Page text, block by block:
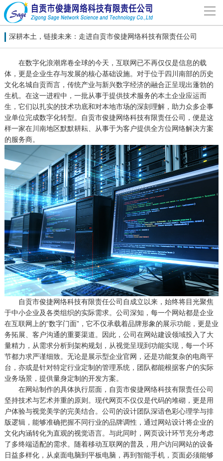
导
网站首页
关于我们
网站建设
案例分享
联系我们
解决方案
新闻动态
深耕本土，链接未来：走进自贡市俊捷网络科技有限责任公司
在数字化浪潮席卷全球的今天，互联网已不再仅仅是信息的载
体，更是企业生存与发展的核心基础设施。对于位于四川南部的历史
文化名城自贡而言，传统产业与新兴数字经济的融合正呈现出蓬勃的
生机。在这一进程中，一批从事于提供技术服务的本土企业应运而
生，它们以扎实的技术功底和对本地市场的深刻理解，助力众多企事
业单位完成数字化转型。自贡市俊捷网络科技有限责任公司，便是这
样一家在川南地区默默耕耘、从事于为客户提供全方位网络解决方案
的服务商。
自贡市俊捷网络科技有限责任公司自成立以来，始终将目光聚焦
于中小企业及各类组织的实际需求。公司深知，每一个网站都是企业
在互联网上的“数字门面”，它不仅承载着品牌形象的展示功能，更是业
务拓展、客户沟通的重要渠道。因此，公司在网站建设领域投入了大
量精力，从需求分析到架构规划，从视觉呈现到功能实现，每一个环
节都力求严谨细致。无论是展示型企业官网，还是功能复杂的电商平
台，亦或是针对特定行业定制的管理系统，团队都能根据客户的实际
业务场景，提供量身定制的开发方案。
在网站制作的具体执行层面，自贡市俊捷网络科技有限责任公司
坚持技术与艺术并重的原则。现代网页不仅仅是代码的堆砌，更是用
户体验与视觉美学的完美结合。公司的设计团队深谙色彩心理学与排
版逻辑，能够准确把握不同行业的品牌调性，通过网站设计将企业的
文化内涵转化为直观的视觉语言。与此同时，网页设计环节充分考虑
了多终端适配的需求。随着移动互联网的普及，用户访问网站的设备
日益多样化，从桌面电脑到平板电脑，再到智能手机，页面必须能够